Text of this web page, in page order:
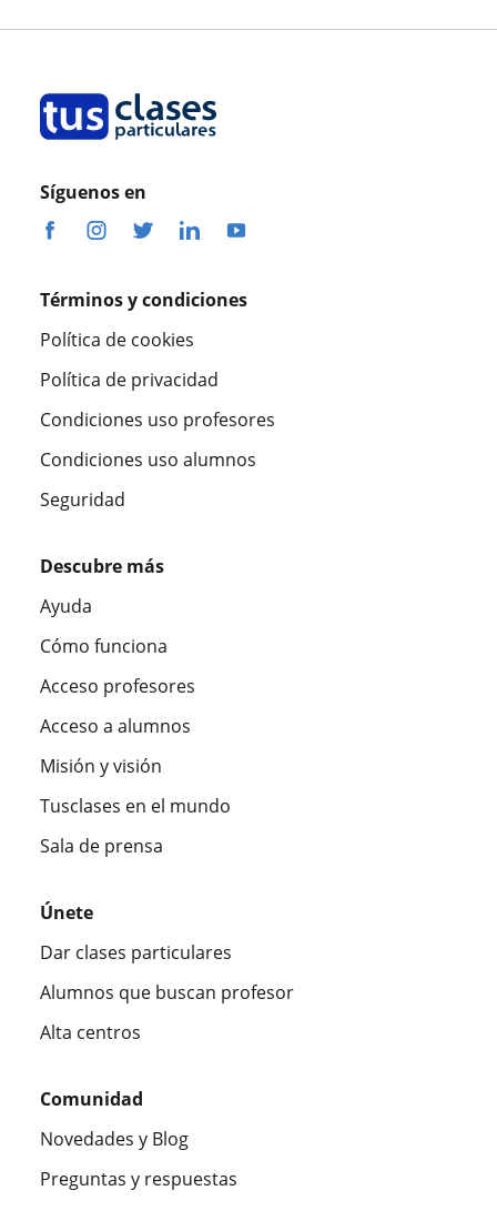
Síguenos en
Términos y condiciones
Política de cookies
Política de privacidad
Condiciones uso profesores
Condiciones uso alumnos
Seguridad
Descubre más
Ayuda
Cómo funciona
Acceso profesores
Acceso a alumnos
Misión y visión
Tusclases en el mundo
Sala de prensa
Únete
Dar clases particulares
Alumnos que buscan profesor
Alta centros
Comunidad
Novedades y Blog
Preguntas y respuestas